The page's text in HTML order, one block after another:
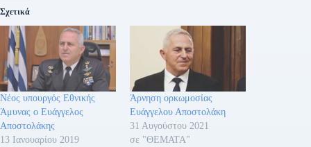
Σχετικά
Νέος υπουργός Εθνικής
Άμυνας ο Ευάγγελος
Αποστολάκης
13 Ιανουαρίου 2019
Άρνηση ορκωμοσίας
Ευάγγελου Αποστολάκη
31 Αυγούστου 2021
σε "ΘΕΜΑΤΑ"